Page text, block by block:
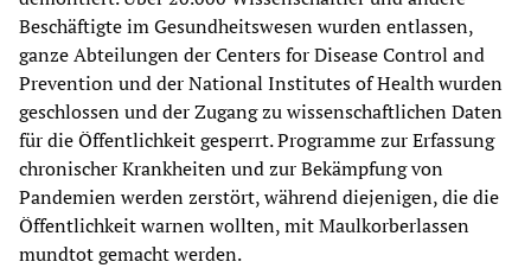
Beschäftigte im Gesundheitswesen wurden entlassen,
ganze Abteilungen der Centers for Disease Control and
Prevention und der National Institutes of Health wurden
geschlossen und der Zugang zu wissenschaftlichen Daten
für die Öffentlichkeit gesperrt. Programme zur Erfassung
chronischer Krankheiten und zur Bekämpfung von
Pandemien werden zerstört, während diejenigen, die die
Öffentlichkeit warnen wollten, mit Maulkorberlassen
mundtot gemacht werden.